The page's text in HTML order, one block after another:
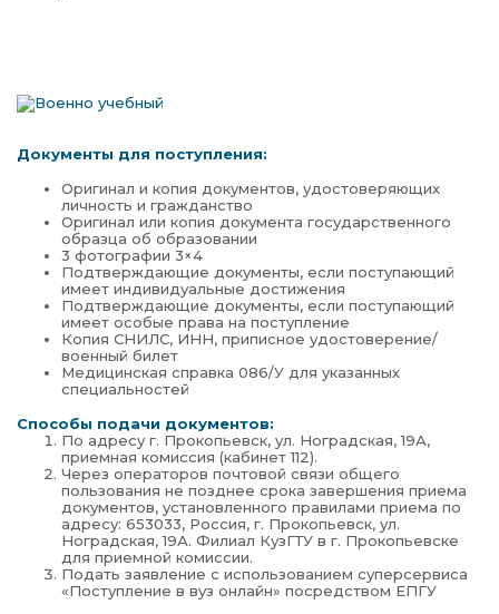
Документы для поступления:
Оригинал и копия документов, удостоверяющих
личность и гражданство
Оригинал или копия документа государственного
образца об образовании
3 фотографии 3×4
Подтверждающие документы, если поступающий
имеет индивидуальные достижения
Подтверждающие документы, если поступающий
имеет особые права на поступление
Копия СНИЛС, ИНН, приписное удостоверение/
военный билет
Медицинская справка 086/У для указанных
специальностей
Способы подачи документов:
По адресу г. Прокопьевск, ул. Ноградская, 19А,
приемная комиссия (кабинет 112).
Через операторов почтовой связи общего
пользования не позднее срока завершения приема
документов, установленного правилами приема по
адресу: 653033, Россия, г. Прокопьевск, ул.
Ноградская, 19А. Филиал КузГТУ в г. Прокопьевске
для приемной комиссии.
Подать заявление с использованием суперсервиса
«Поступление в вуз онлайн» посредством ЕПГУ